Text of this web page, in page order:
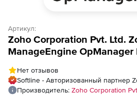
Артикул:
Zoho Corporation Pvt. Ltd.
ManageEngine OpManager
Model Single Installation
WebSphere MQ Monitor
Нет отзывов
Softline - Авторизованный партнер
Производитель: Zoho Corporation